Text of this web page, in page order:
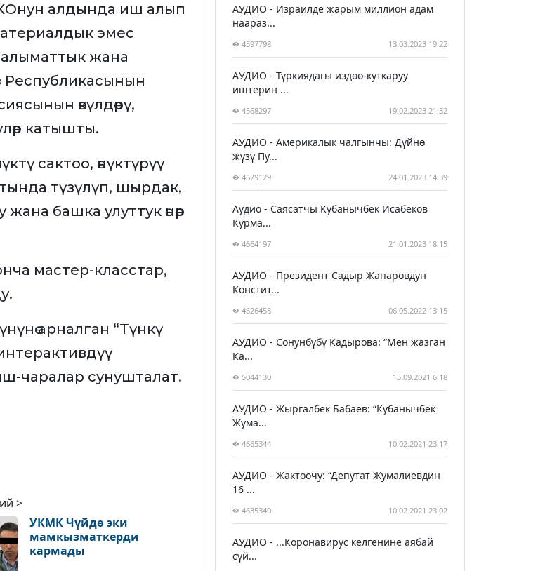
алдында иш алып
эмес
жана
Республикасынын
өкүлдөрү,
катышты.
сактоо, өнүктүрүү
түзүлүп, шырдак,
жана башка улуттук өнөр
мастер-класстар,
арналган “Түнкү
чаралар сунушталат.
>
УКМК Чүйдө эки
мамкызматкерди
кармады
АУДИО - Израилде жарым миллион адам
наараз...
4597798 13.03.2023 19:22
АУДИО - Түркиядагы издөө-куткаруу
иштерин ...
4568297 19.02.2023 21:32
АУДИО - Америкалык чалгынчы: Дүйнө
жүзү Пу...
4629129 24.01.2023 14:39
Аудио - Саясатчы Кубанычбек Исабеков
Курма...
4664197 21.01.2023 18:15
АУДИО - Президент Садыр Жапаровдун
Констит...
4626458 06.05.2022 13:15
АУДИО - Сонунбүбү Кадырова: “Мен жазган
Ка...
5044130 15.09.2021 6:18
АУДИО - Жыргалбек Бабаев: “Кубанычбек
Жума...
4665344 10.02.2021 23:17
АУДИО - Жактоочу: “Депутат Жумалиевдин
16 ...
4635340 10.02.2021 23:02
АУДИО - ...Коронавирус келгенине аябай
сүй...